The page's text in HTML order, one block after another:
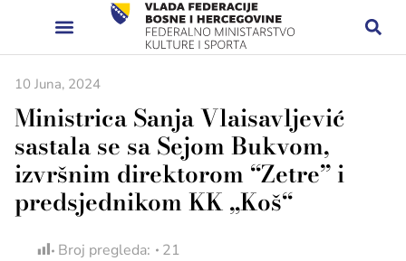
10 Juna, 2024
Ministrica Sanja Vlaisavljević
sastala se sa Sejom Bukvom,
izvršnim direktorom “Zetre” i
predsjednikom KK „Koš“
Broj pregleda: 21